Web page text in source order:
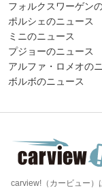
フォルクスワーゲン
ポルシェのニュース
ミニのニュース
プジョーのニュース
アルファ・ロメオの
ボルボのニュース
carview!（カービュー）